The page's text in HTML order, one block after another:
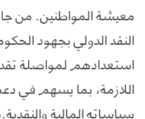
معيشة المواطنين. من
النقد الدولي بجهود
استعدادهم لمواصلة
اللازمة، بما يسهم في
سياساته المالية